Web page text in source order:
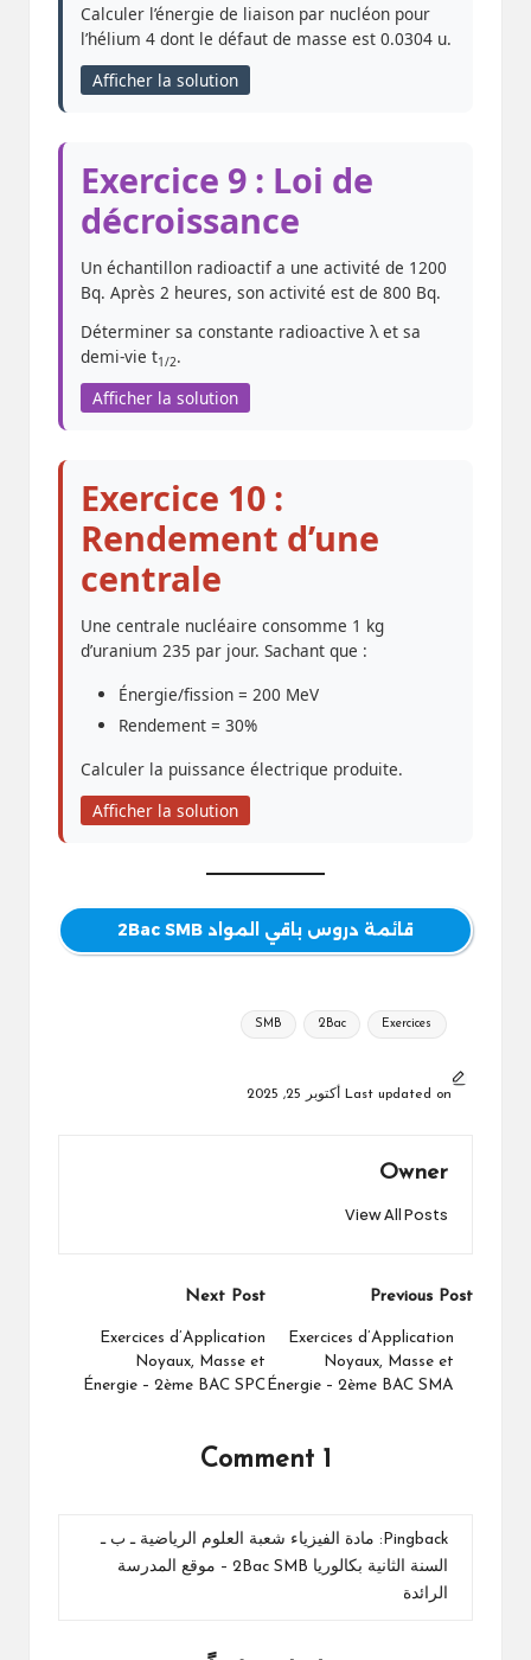
Calculer l’énergie de liaison par nucléon pour
l’hélium 4 dont le défaut de masse est 0.0304 u.
Afficher la solution
Exercice 9 : Loi de
décroissance
Un échantillon radioactif a une activité de 1200
Bq. Après 2 heures, son activité est de 800 Bq.
Déterminer sa constante radioactive λ et sa
demi-vie t1/2.
Afficher la solution
Exercice 10 :
Rendement d’une
centrale
Une centrale nucléaire consomme 1 kg
d’uranium 235 par jour. Sachant que :
Énergie/fission = 200 MeV
Rendement = 30%
Calculer la puissance électrique produite.
Afficher la solution
قائمة دروس باقي المواد 2Bac SMB
Tags:
SMB 2Bac Exercices
Last updated on أكتوبر 25, 2025
Owner
View All Posts
Post
navigation
Previous Post
Exercices d’Application
Noyaux, Masse et
Énergie – 2ème BAC SMA
Next Post
Exercices d’Application
Noyaux, Masse et
Énergie – 2ème BAC SPC
1 Comment
Pingback:
مادة الفيزياء شعبة العلوم الرياضية ـ ب ـ
السنة الثانية بكالوريا 2Bac SMB – موقع المدرسة
الرائدة